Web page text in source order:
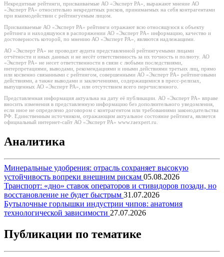
Некредитные рейтинги, присваиваемые АО «Эксперт РА», выражают мнение АО
«Эксперт РА» относительно некредитных рисков, принимаемых на себя контрагентами
при взаимодействии с рейтингуемым лицом.
Присваиваемые АО «Эксперт РА» рейтинги отражают всю относящуюся к объекту
рейтинга и находящуюся в распоряжении АО «Эксперт РА» информацию, качество и
достоверность которой, по мнению АО «Эксперт РА», являются надлежащими.
АО «Эксперт РА» не проводит аудита представленной рейтингуемыми лицами
отчётности и иных данных и не несёт ответственность за их точность и полноту. АО
«Эксперт РА» не несет ответственности в связи с любыми последствиями,
интерпретациями, выводами, рекомендациями и иными действиями третьих лиц, прямо
или косвенно связанными с рейтингом, совершенными АО «Эксперт РА» рейтинговыми
действиями, а также выводами и заключениями, содержащимися в пресс-релизах,
выпущенных АО «Эксперт РА», или отсутствием всего перечисленного.
Представленная информация актуальна на дату её публикации. АО «Эксперт РА» вправе
вносить изменения в представленную информацию без дополнительного уведомления,
если иное не определено договором с контрагентом или требованиями законодательства
РФ. Единственным источником, отражающим актуальное состояние рейтинга, является
официальный интернет-сайт АО «Эксперт РА» www.raexpert.ru.
Аналитика
Минеральные удобрения: отрасль сохраняет высокую
устойчивость вопреки внешним рискам 05.08.2026
Транспорт: «дно» ставок операторов и стивидоров позади, но
восстановление не будет быстрым 31.07.2026
Бутылочные горлышки индустрии чипов: анатомия
технологической зависимости 27.07.2026
Публикации по тематике